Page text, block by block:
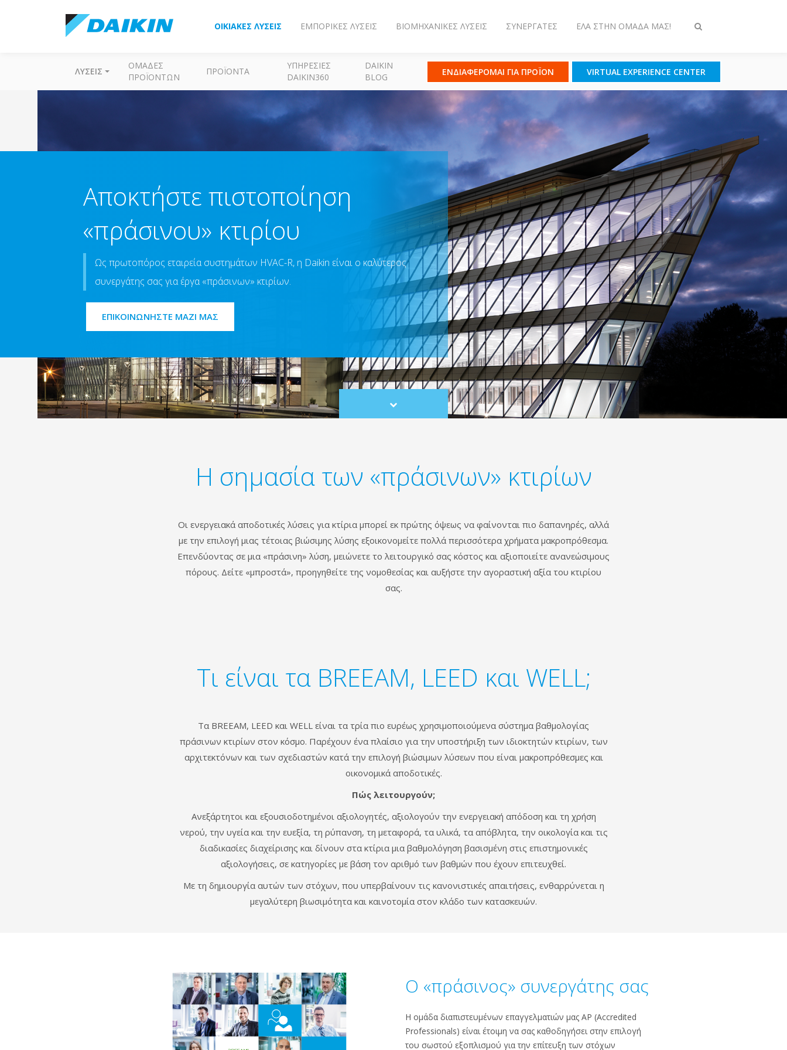
Εναλλαγή
ΟΙΚΙΑΚΈΣ ΛΎΣΕΙΣ ΕΜΠΟΡΙΚΈΣ ΛΎΣΕΙΣ ΒΙΟΜΗΧΑΝΙΚΈΣ ΛΎΣΕΙΣ ΣΥΝΕΡΓΆΤΕΣ ΈΛΑ ΣΤΗΝ ΟΜΆΔΑ ΜΑΣ!
ΛΎΣΕΙΣ
ΟΜΆΔΕΣ
ΠΡΟΪΌΝΤΩΝ
ΠΡΟΪΌΝΤΑ
ΥΠΗΡΕΣΊΕΣ
DAIKIN360
DAIKIN
BLOG
ΕΝΔΙΑΦΕΡΟΜΑΙ ΓΙΑ ΠΡΟΪΟΝ VIRTUAL EXPERIENCE CENTER
Αποκτήστε πιστοποίηση
«πράσινου» κτιρίου
Ως πρωτοπόρος εταιρεία συστημάτων HVAC-R, η Daikin είναι ο καλύτερος
συνεργάτης σας για έργα «πράσινων» κτιρίων.
ΕΠΙΚΟΙΝΩΝΗΣΤΕ ΜΑΖΙ ΜΑΣ
Scroll
to
Η σημασία των «πράσινων» κτιρίων
Οι ενεργειακά αποδοτικές λύσεις για κτίρια μπορεί εκ πρώτης όψεως να φαίνονται πιο δαπανηρές, αλλά
με την επιλογή μιας τέτοιας βιώσιμης λύσης εξοικονομείτε πολλά περισσότερα χρήματα μακροπρόθεσμα.
Επενδύοντας σε μια «πράσινη» λύση, μειώνετε το λειτουργικό σας κόστος και αξιοποιείτε ανανεώσιμους
πόρους. Δείτε «μπροστά», προηγηθείτε της νομοθεσίας και αυξήστε την αγοραστική αξία του κτιρίου
σας.
Τι είναι τα BREEAM, LEED και WELL;
Τα BREEAM, LEED και WELL είναι τα τρία πιο ευρέως χρησιμοποιούμενα σύστημα βαθμολογίας
πράσινων κτιρίων στον κόσμο. Παρέχουν ένα πλαίσιο για την υποστήριξη των ιδιοκτητών κτιρίων, των
αρχιτεκτόνων και των σχεδιαστών κατά την επιλογή βιώσιμων λύσεων που είναι μακροπρόθεσμες και
οικονομικά αποδοτικές.
Πώς λειτουργούν;
Ανεξάρτητοι και εξουσιοδοτημένοι αξιολογητές, αξιολογούν την ενεργειακή απόδοση και τη χρήση
νερού, την υγεία και την ευεξία, τη ρύπανση, τη μεταφορά, τα υλικά, τα απόβλητα, την οικολογία και τις
διαδικασίες διαχείρισης και δίνουν στα κτίρια μια βαθμολόγηση βασισμένη στις επιστημονικές
αξιολογήσεις, σε κατηγορίες με βάση τον αριθμό των βαθμών που έχουν επιτευχθεί.
Με τη δημιουργία αυτών των στόχων, που υπερβαίνουν τις κανονιστικές απαιτήσεις, ενθαρρύνεται η
μεγαλύτερη βιωσιμότητα και καινοτομία στον κλάδο των κατασκευών.
Ο «πράσινος» συνεργάτης σας
Η ομάδα διαπιστευμένων επαγγελματιών μας ΑΡ (Accredited
Professionals) είναι έτοιμη να σας καθοδηγήσει στην επιλογή
του σωστού εξοπλισμού για την επίτευξη των στόχων